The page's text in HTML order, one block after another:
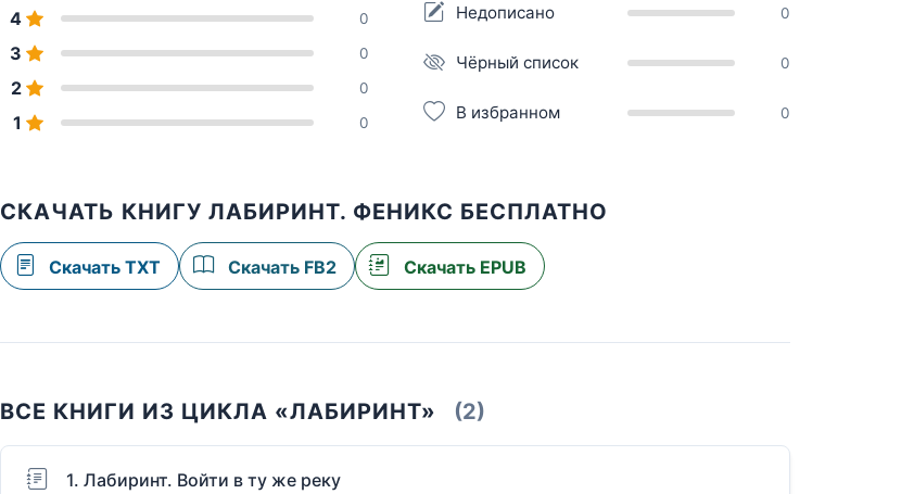
4 0
3 0
2 0
1 0
Недописано 0
Чёрный список 0
В избранном 0
СКАЧАТЬ КНИГУ ЛАБИРИНТ. ФЕНИКС БЕСПЛАТНО
Скачать TXT Скачать FB2 Скачать EPUB
ВСЕ КНИГИ ИЗ ЦИКЛА «ЛАБИРИНТ» (2)
1. Лабиринт. Войти в ту же реку